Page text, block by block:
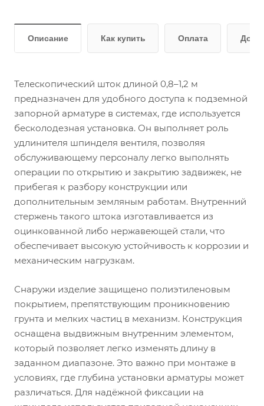
Описание Как купить Оплата
Телескопический шток длиной 0,8–1,2 м
предназначен для удобного доступа к подземной
запорной арматуре в системах, где используется
бесколодезная установка. Он выполняет роль
удлинителя шпинделя вентиля, позволяя
обслуживающему персоналу легко выполнять
операции по открытию и закрытию задвижек, не
прибегая к разбору конструкции или
дополнительным земляным работам. Внутренний
стержень такого штока изготавливается из
оцинкованной либо нержавеющей стали, что
обеспечивает высокую устойчивость к коррозии и
механическим нагрузкам.
Снаружи изделие защищено полиэтиленовым
покрытием, препятствующим проникновению
грунта и мелких частиц в механизм. Конструкция
оснащена выдвижным внутренним элементом,
который позволяет легко изменять длину в
заданном диапазоне. Это важно при монтаже в
условиях, где глубина установки арматуры может
различаться. Для надёжной фиксации на